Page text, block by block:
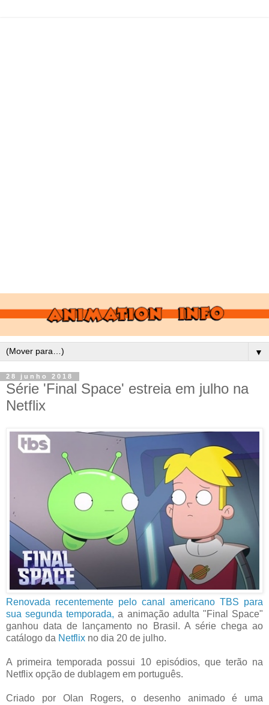
▼
28 junho 2018
Série 'Final Space' estreia em julho na
Netflix
Renovada recentemente pelo canal americano TBS para
sua segunda temporada, a animação adulta "Final Space"
ganhou data de lançamento no Brasil. A série chega ao
catálogo da Netflix no dia 20 de julho.
A primeira temporada possui 10 episódios, que terão na
Netflix opção de dublagem em português.
Criado por Olan Rogers, o desenho animado é uma